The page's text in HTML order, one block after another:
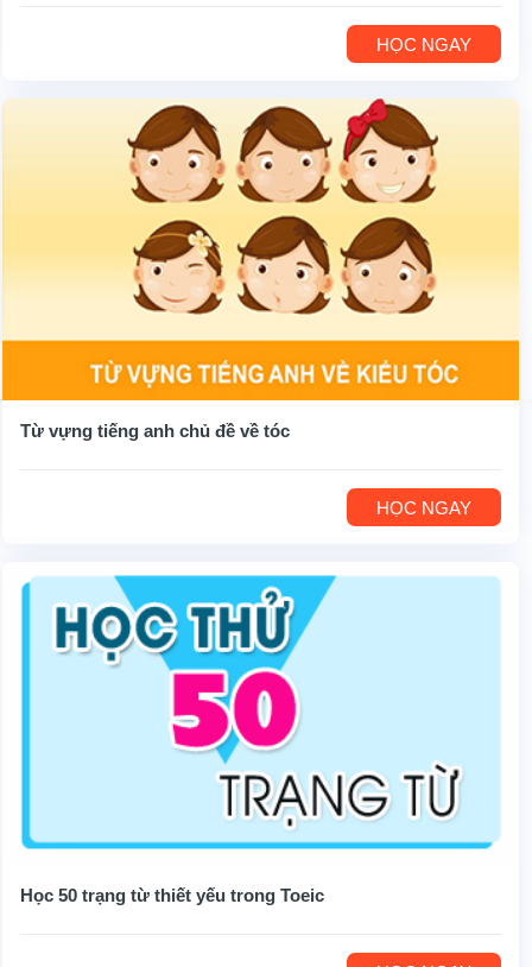
HỌC NGAY
Từ vựng tiếng anh chủ đề về tóc
HỌC NGAY
Học 50 trạng từ thiết yếu trong Toeic